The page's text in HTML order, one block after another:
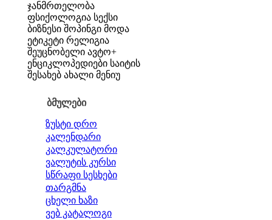
ჯანმრთელობა
ფსიქოლოგია სექსი
ბიზნესი შოპინგი მოდა
ეტიკეტი რელიგია
შეუცნობელი ავტო+
ენციკლოპედიები საიტის
შესახებ ახალი მენიუ
ბმულები
ზუსტი დრო
კალენდარი
კალკულატორი
ვალუტის კურსი
სწრაფი სესხები
თარგმნა
ცხელი ხაზი
ვებ კატალოგი